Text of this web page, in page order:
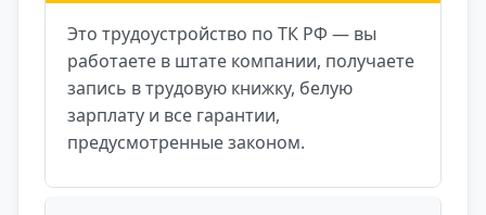
Это трудоустройство по ТК РФ — вы
работаете в штате компании, получаете
запись в трудовую книжку, белую
зарплату и все гарантии,
предусмотренные законом.